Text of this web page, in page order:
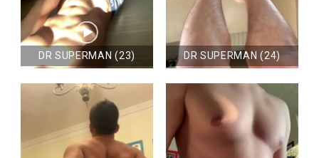
DR SUPERMAN (23) DR SUPERMAN (24)